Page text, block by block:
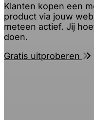
Klanten kopen een
product via jouw
meteen actief. Jij
doen.
Gratis uitproberen